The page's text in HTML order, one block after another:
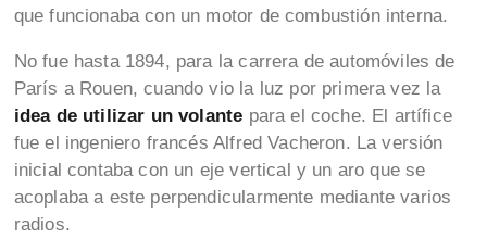
que funcionaba con un motor de combustión interna.
No fue hasta 1894, para la carrera de automóviles de
París a Rouen, cuando vio la luz por primera vez la
idea de utilizar un volante para el coche. El artífice
fue el ingeniero francés Alfred Vacheron. La versión
inicial contaba con un eje vertical y un aro que se
acoplaba a este perpendicularmente mediante varios
radios.